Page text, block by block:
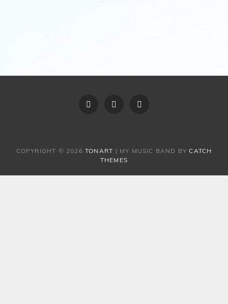
Vereinssatzung
COPYRIGHT © 2026TONART | MY MUSIC BAND BYCATCH
THEMES